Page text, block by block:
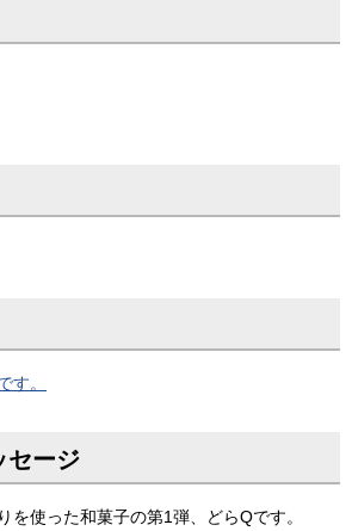
す。
セージ
を使った和菓子の第1弾、どらQです。